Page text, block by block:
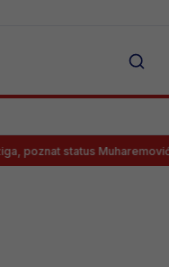
status Muharemovića